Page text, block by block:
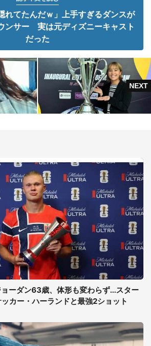
れてたんだｗ」上手すぎるダンスが
ンサー 実は元ディズニーキャスト
だった
ーダン63歳、体形も変わらず...スター
カー・ハーランドと最強2ショット